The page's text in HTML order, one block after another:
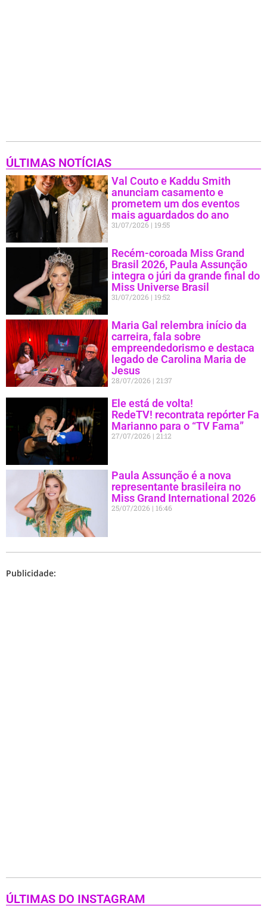
ÚLTIMAS NOTÍCIAS
Val Couto e Kaddu Smith
anunciam casamento e
prometem um dos eventos
mais aguardados do ano
31/07/2026 19:55
Recém-coroada Miss Grand
Brasil 2026, Paula Assunção
integra o júri da grande final do
Miss Universe Brasil
31/07/2026 19:52
Maria Gal relembra início da
carreira, fala sobre
empreendedorismo e destaca
legado de Carolina Maria de
Jesus
28/07/2026 21:37
Ele está de volta!
RedeTV! recontrata repórter Fa
Marianno para o “TV Fama”
27/07/2026 21:12
Paula Assunção é a nova
representante brasileira no
Miss Grand International 2026
25/07/2026 16:46
Publicidade:
ÚLTIMAS DO INSTAGRAM